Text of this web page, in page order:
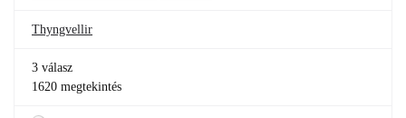
Thyngvellir
3 válasz
1620 megtekintés